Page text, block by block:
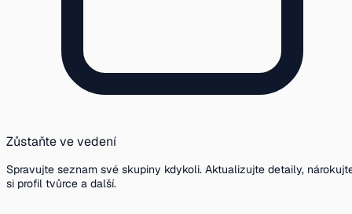
Zůstaňte ve vedení
Spravujte seznam své skupiny kdykoli. Aktualizujte detaily,
si profil tvůrce a další.